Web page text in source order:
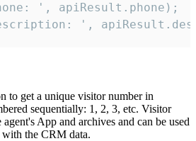
', apiResult.phone);
',
to get a unique visitor number in
sequentially: 1, 2, 3, etc. Visitor
App and archives and can be used
with the CRM data.